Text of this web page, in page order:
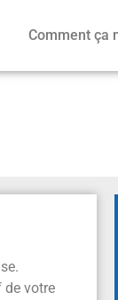
Comment ça
de votre